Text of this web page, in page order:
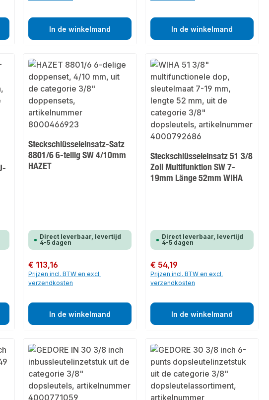
In de winkelmand In de winkelmand
Steckschlüsseleinsatz-Satz
8801/6 6-teilig SW 4/10mm
HAZET
Direct leverbaar, levertijd
4-5 dagen
Normale prijs:
€ 113,16
Prijzen incl. BTW en excl.
verzendkosten
In de winkelmand
Steckschlüsseleinsatz 51 3/8
Zoll Multifunktion SW 7-
19mm Länge 52mm WIHA
Direct leverbaar, levertijd
4-5 dagen
Normale prijs:
€ 54,19
Prijzen incl. BTW en excl.
verzendkosten
In de winkelmand